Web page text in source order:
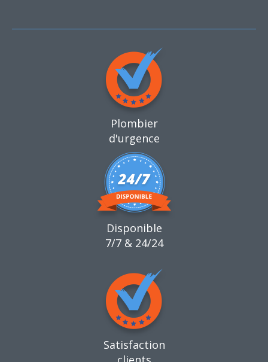
Plombier
d'urgence
Disponible
7/7 & 24/24
Satisfaction